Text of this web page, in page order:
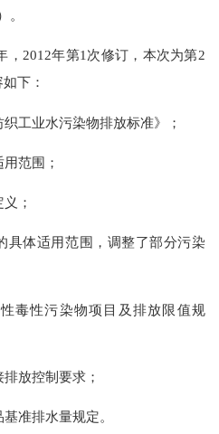
。
，2012年第1次修订，本次为第2
下：
工业水污染物排放标准》；
范围；
；
体适用范围，调整了部分污染
毒性污染物项目及排放限值规
放控制要求；
准排水量规定。